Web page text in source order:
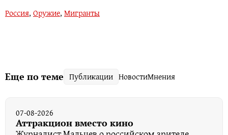
Россия, Оружие, Мигранты
Еще по теме Публикации НовостиМнения
07-08-2026
Аттракцион вместо кино